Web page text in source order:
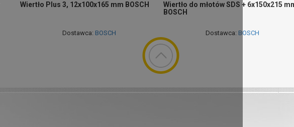
Wiertło Plus 3, 12x100x165 mm BOSCH
Dostawca: BOSCH
Wiertło do młotów SDS + 6x150x215
BOSCH
Dostawca: BOSCH